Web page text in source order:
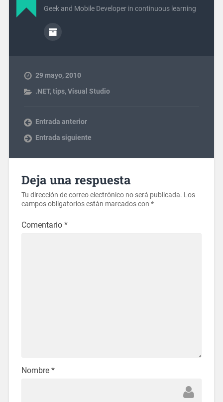
Geek and Mobile Developer in continuous learning
29 mayo, 2010
.NET,tips,Visual Studio
Entrada anterior
Entrada siguiente
Deja una respuesta
Tu dirección de correo electrónico no será publicada. Los
campos obligatorios están marcados con *
Comentario *
Nombre *